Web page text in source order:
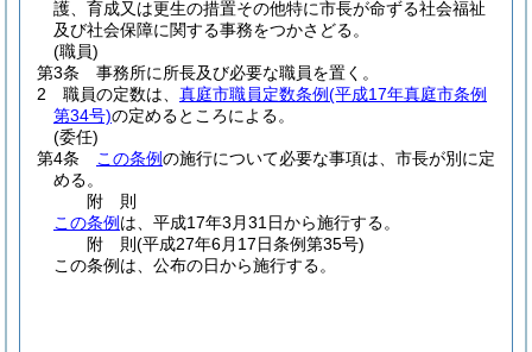
護、育成又は更生の措置その他特に市長が命ずる社会福祉
及び社会保障に関する事務をつかさどる。
(職員)
第3条
事務所に所長及び必要な職員を置く。
2
職員の定数は、 真庭市職員定数条例(平成17年真庭市条例
第34号)の定めるところによる。
(委任)
第4条
この条例の施行について必要な事項は、市長が別に定
める。
附 則
この条例 は、平成17年3月31日から施行する。
附 則(平成27年6月17日条例第35号)
この条例は、公布の日から施行する。